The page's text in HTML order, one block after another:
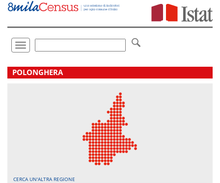
Vai
direttamente
Toggle
navigation
.
POLONGHERA
CERCA UN'ALTRA REGIONE